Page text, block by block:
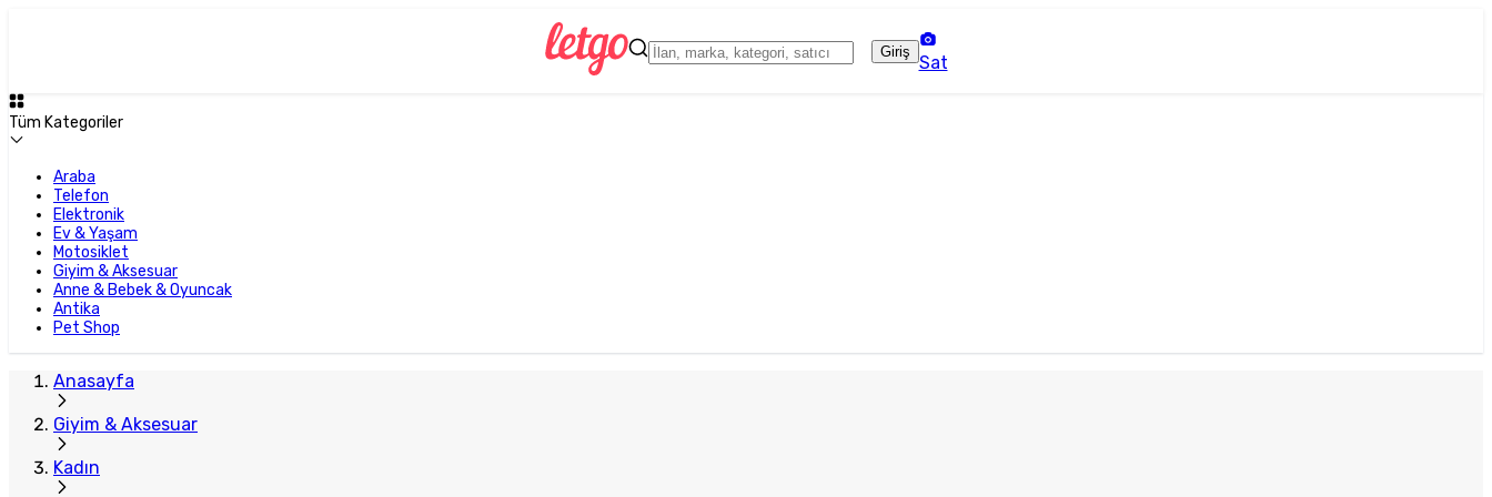
Giriş
Sat
Tüm Kategoriler
Araba
Telefon
Elektronik
Ev & Yaşam
Motosiklet
Giyim & Aksesuar
Anne & Bebek & Oyuncak
Antika
Pet Shop
Anasayfa
Giyim & Aksesuar
Kadın